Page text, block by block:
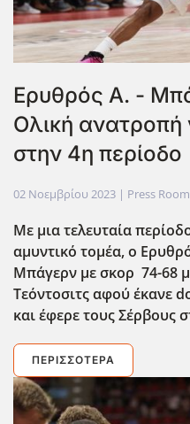
Ερυθρός Α. -
Ολική ανατροπή
στην 4η περίοδο
02 Νοεμβρίου 2023 | Press
Με μια τελευταία
αμυντικό τομέα, o
Μπάγερν με σκορ 74-68
Τεόντοσιτς αφού έκανε
και έφερε τους Σέρβους
ΠΕΡΙΣΣΌΤΕΡΑ